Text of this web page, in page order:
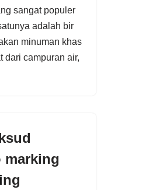
sangat populer
adalah bir
minuman khas
dari campuran air,
marking